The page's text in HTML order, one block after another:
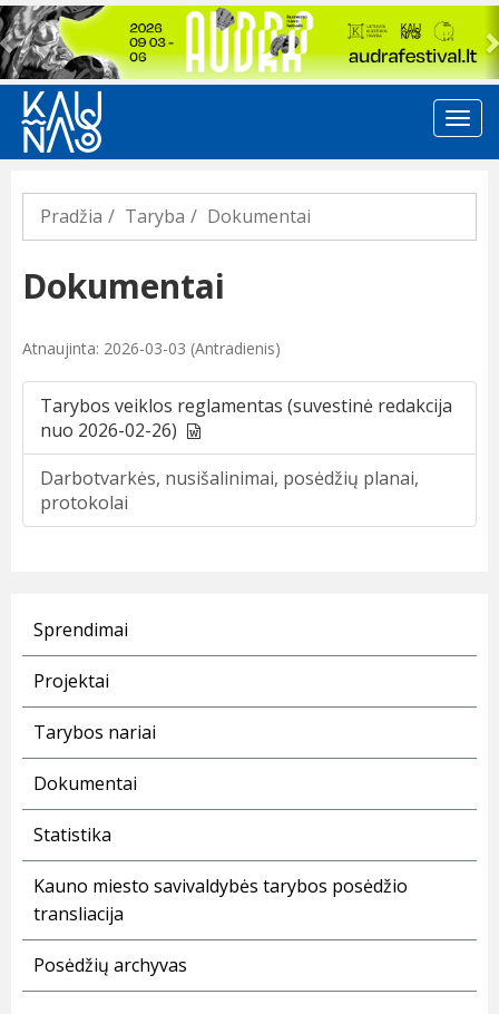
Previous
Pradžia Taryba Dokumentai
Dokumentai
Atnaujinta: 2026-03-03 (Antradienis)
Tarybos veiklos reglamentas (suvestinė redakcija
nuo 2026-02-26)
Darbotvarkės, nusišalinimai, posėdžių planai,
protokolai
Sprendimai
Projektai
Tarybos nariai
Dokumentai
Statistika
Kauno miesto savivaldybės tarybos posėdžio
transliacija
Posėdžių archyvas